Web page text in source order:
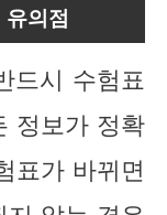
의점
드시 수험표
정보가 정확
표가 바뀌면